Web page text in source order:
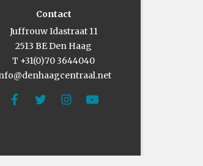
Contact
Juffrouw Idastraat 11
2513 BE Den Haag
T +31(0)70 3644040